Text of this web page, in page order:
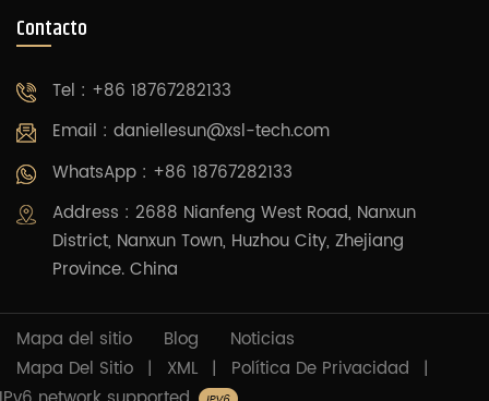
Contacto
Tel : +86 18767282133
Email : daniellesun@xsl-tech.com
WhatsApp : +86 18767282133
Address : 2688 Nianfeng West Road, Nanxun
District, Nanxun Town, Huzhou City, Zhejiang
Province. China
Mapa del sitio Blog
Noticias
Mapa Del Sitio | XML | Política De Privacidad |